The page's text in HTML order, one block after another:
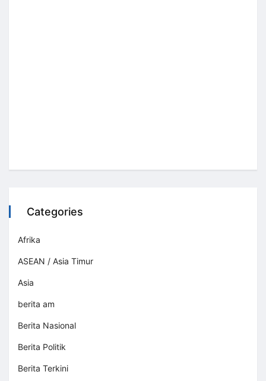
Categories
Afrika
ASEAN / Asia Timur
Asia
berita am
Berita Nasional
Berita Politik
Berita Terkini